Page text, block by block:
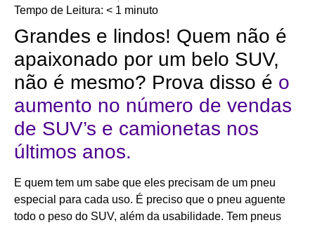
Tempo de Leitura: < 1 minuto
Grandes e lindos! Quem não é
apaixonado por um belo SUV,
não é mesmo? Prova disso é o
aumento no número de vendas
de SUV’s e camionetas nos
últimos anos.
E quem tem um sabe que eles precisam de um pneu
especial para cada uso. É preciso que o pneu aguente
todo o peso do SUV, além da usabilidade. Tem pneus